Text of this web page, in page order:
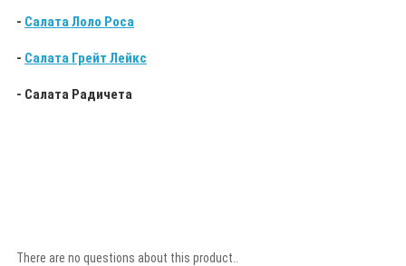
- Салата Лоло Роса
- Салата Грейт Лейкс
- Салата Радичета
There are no questions about this product..